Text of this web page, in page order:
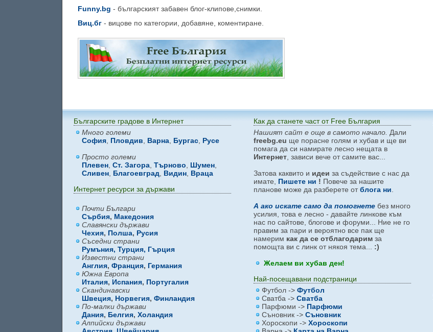
Funny.bg - българският забавен блог-клипове,снимки.
Виц.бг - вицове по категории, добавяне, коментиране.
Българските градове в Интернет
Много големи
София, Пловдив, Варна, Бургас, Русе
Просто големи
Плевен, Ст. Загора, Търново, Шумен,
Сливен, Благоевград, Видин, Враца
Интернет ресурси за държави
Почти Българи
Сърбия, Македония
Славянски държави
Чехия, Полша, Русия
Съседни страни
Румъния, Турция, Гърция
Известни страни
Англия, Франция, Германия
Южна Европа
Италия, Испания, Португалия
Скандинавски
Швеция, Норвегия, Финландия
По-малки държави
Дания, Белгия, Холандия
Алпийски държави
Как да станете част от Free България
Нашият сайт е още в самото начало. Дали
freebg.eu ще порасне голям и хубав и ще ви
помага да си намирате лесно нещата в
Интернет, зависи вече от самите вас...
Затова каквито и идеи за съдействие с нас да
имате, Пишете ни ! Повече за нашите
планове може да разберете отблога ни.
А ако искате само да помогнете без много
усилия, това е лесно - давайте линкове към
нас по сайтове, блогове и форуми... Ние не го
правим за пари и вероятно все пак ще
намерим как да се отблагодарим за
помощта ви с линк от някоя тема... :)
Желаем ви хубав ден!
Най-посещавани подстраници
Футбол -> Футбол
Сватба -> Сватба
Парфюми -> Парфюми
Съновник -> Съновник
Хороскопи -> Хороскопи